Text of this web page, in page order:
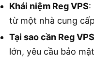
Khái niệm Reg VPS:
từ một nhà cung
Tại sao cần Reg VPS
lớn, yêu cầu bảo